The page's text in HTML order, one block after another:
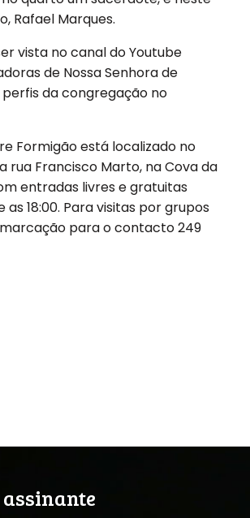
Rafael Marques.
vista no canal do Youtube
de Nossa Senhora de
perfis da congregação no
Formigão está localizado no
rua Francisco Marto, na Cova da
entradas livres e gratuitas
as 18:00. Para visitas por grupos
para o contacto 249